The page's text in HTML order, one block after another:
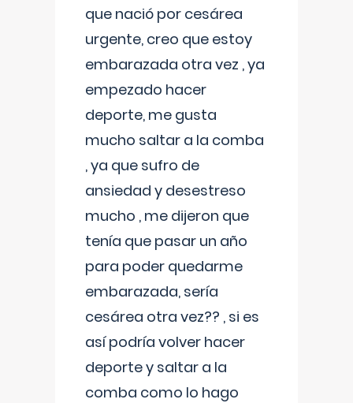
que nació por cesárea
urgente, creo que estoy
embarazada otra vez , ya
empezado hacer
deporte, me gusta
mucho saltar a la comba
, ya que sufro de
ansiedad y desestreso
mucho , me dijeron que
tenía que pasar un año
para poder quedarme
embarazada, sería
cesárea otra vez?? , si es
así podría volver hacer
deporte y saltar a la
comba como lo hago